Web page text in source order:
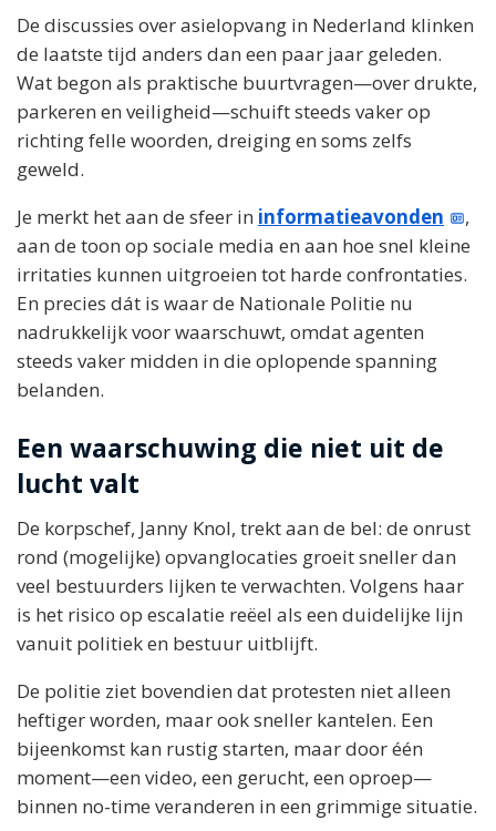
De discussies over asielopvang in Nederland klinken
de laatste tijd anders dan een paar jaar geleden.
Wat begon als praktische buurtvragen—over drukte,
parkeren en veiligheid—schuift steeds vaker op
richting felle woorden, dreiging en soms zelfs
geweld.
Je merkt het aan de sfeer in informatieavonden
,
aan de toon op sociale media en aan hoe snel kleine
irritaties kunnen uitgroeien tot harde confrontaties.
En precies dát is waar de Nationale Politie nu
nadrukkelijk voor waarschuwt, omdat agenten
steeds vaker midden in die oplopende spanning
belanden.
Een waarschuwing die niet uit de
lucht valt
De korpschef, Janny Knol, trekt aan de bel: de onrust
rond (mogelijke) opvanglocaties groeit sneller dan
veel bestuurders lijken te verwachten. Volgens haar
is het risico op escalatie reëel als een duidelijke lijn
vanuit politiek en bestuur uitblijft.
De politie ziet bovendien dat protesten niet alleen
heftiger worden, maar ook sneller kantelen. Een
bijeenkomst kan rustig starten, maar door één
moment—een video, een gerucht, een oproep—
binnen no-time veranderen in een grimmige situatie.